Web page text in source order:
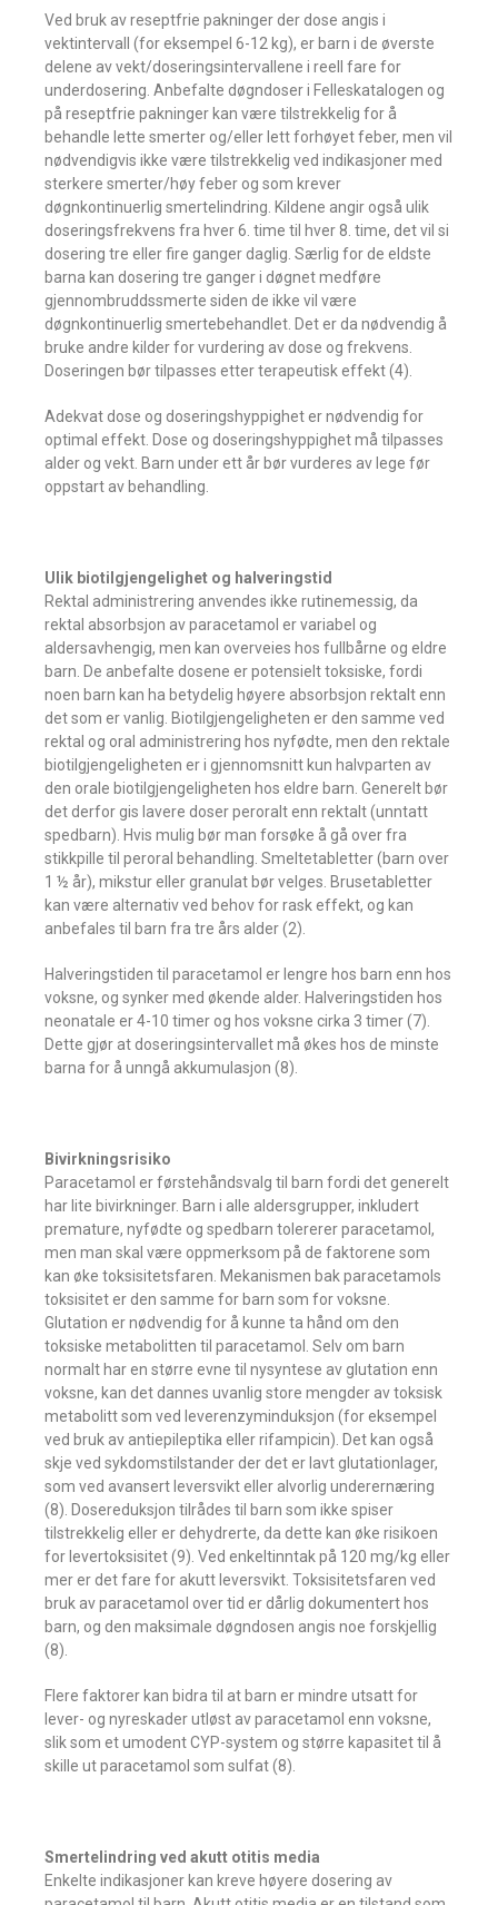
Ved bruk av reseptfrie pakninger der dose angis i
vektintervall (for eksempel 6-12 kg), er barn i de øverste
delene av vekt/doseringsintervallene i reell fare for
underdosering. Anbefalte døgndoser i Felleskatalogen og
på reseptfrie pakninger kan være tilstrekkelig for å
behandle lette smerter og/eller lett forhøyet feber, men vil
nødvendigvis ikke være tilstrekkelig ved indikasjoner med
sterkere smerter/høy feber og som krever
døgnkontinuerlig smertelindring. Kildene angir også ulik
doseringsfrekvens fra hver 6. time til hver 8. time, det vil si
dosering tre eller fire ganger daglig. Særlig for de eldste
barna kan dosering tre ganger i døgnet medføre
gjennombruddssmerte siden de ikke vil være
døgnkontinuerlig smertebehandlet. Det er da nødvendig å
bruke andre kilder for vurdering av dose og frekvens.
Doseringen bør tilpasses etter terapeutisk effekt (4).
Adekvat dose og doseringshyppighet er nødvendig for
optimal effekt. Dose og doseringshyppighet må tilpasses
alder og vekt. Barn under ett år bør vurderes av lege før
oppstart av behandling.
Ulik biotilgjengelighet og halveringstid
Rektal administrering anvendes ikke rutinemessig, da
rektal absorbsjon av paracetamol er variabel og
aldersavhengig, men kan overveies hos fullbårne og eldre
barn. De anbefalte dosene er potensielt toksiske, fordi
noen barn kan ha betydelig høyere absorbsjon rektalt enn
det som er vanlig. Biotilgjengeligheten er den samme ved
rektal og oral administrering hos nyfødte, men den rektale
biotilgjengeligheten er i gjennomsnitt kun halvparten av
den orale biotilgjengeligheten hos eldre barn. Generelt bør
det derfor gis lavere doser peroralt enn rektalt (unntatt
spedbarn). Hvis mulig bør man forsøke å gå over fra
stikkpille til peroral behandling. Smeltetabletter (barn over
1 ½ år), mikstur eller granulat bør velges. Brusetabletter
kan være alternativ ved behov for rask effekt, og kan
anbefales til barn fra tre års alder (2).
Halveringstiden til paracetamol er lengre hos barn enn hos
voksne, og synker med økende alder. Halveringstiden hos
neonatale er 4-10 timer og hos voksne cirka 3 timer (7).
Dette gjør at doseringsintervallet må økes hos de minste
barna for å unngå akkumulasjon (8).
Bivirkningsrisiko
Paracetamol er førstehåndsvalg til barn fordi det generelt
har lite bivirkninger. Barn i alle aldersgrupper, inkludert
premature, nyfødte og spedbarn tolererer paracetamol,
men man skal være oppmerksom på de faktorene som
kan øke toksisitetsfaren. Mekanismen bak paracetamols
toksisitet er den samme for barn som for voksne.
Glutation er nødvendig for å kunne ta hånd om den
toksiske metabolitten til paracetamol. Selv om barn
normalt har en større evne til nysyntese av glutation enn
voksne, kan det dannes uvanlig store mengder av toksisk
metabolitt som ved leverenzyminduksjon (for eksempel
ved bruk av antiepileptika eller rifampicin). Det kan også
skje ved sykdomstilstander der det er lavt glutationlager,
som ved avansert leversvikt eller alvorlig underernæring
(8). Dosereduksjon tilrådes til barn som ikke spiser
tilstrekkelig eller er dehydrerte, da dette kan øke risikoen
for levertoksisitet (9). Ved enkeltinntak på 120 mg/kg eller
mer er det fare for akutt leversvikt. Toksisitetsfaren ved
bruk av paracetamol over tid er dårlig dokumentert hos
barn, og den maksimale døgndosen angis noe forskjellig
(8).
Flere faktorer kan bidra til at barn er mindre utsatt for
lever- og nyreskader utløst av paracetamol enn voksne,
slik som et umodent CYP-system og større kapasitet til å
skille ut paracetamol som sulfat (8).
Smertelindring ved akutt otitis media
Enkelte indikasjoner kan kreve høyere dosering av